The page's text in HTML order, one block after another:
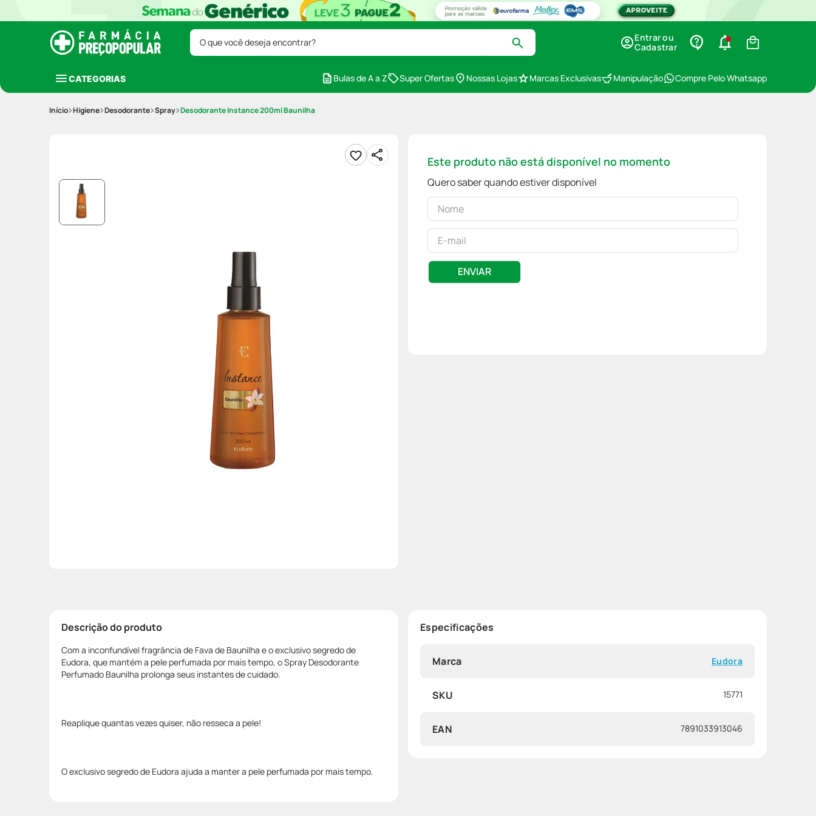
O que você deseja encontrar?
Entrar ou
Cadastrar
CATEGORIAS Bulas de A a Z Super Ofertas Nossas Lojas Marcas Exclusivas Manipulação Compre Pelo Whatsapp
Higiene Desodorante Spray Desodorante Instance 200ml Baunilha
Este produto não está disponível no momento
Quero saber quando estiver disponível
ENVIAR
Descrição do produto
Com a inconfundível fragrância de Fava de Baunilha e o exclusivo segredo de
Eudora, que mantém a pele perfumada por mais tempo, o Spray Desodorante
Perfumado Baunilha prolonga seus instantes de cuidado.
Reaplique quantas vezes quiser, não resseca a pele!
O exclusivo segredo de Eudora ajuda a manter a pele perfumada por mais tempo.
Especificações
Marca Eudora
SKU 15771
EAN 7891033913046